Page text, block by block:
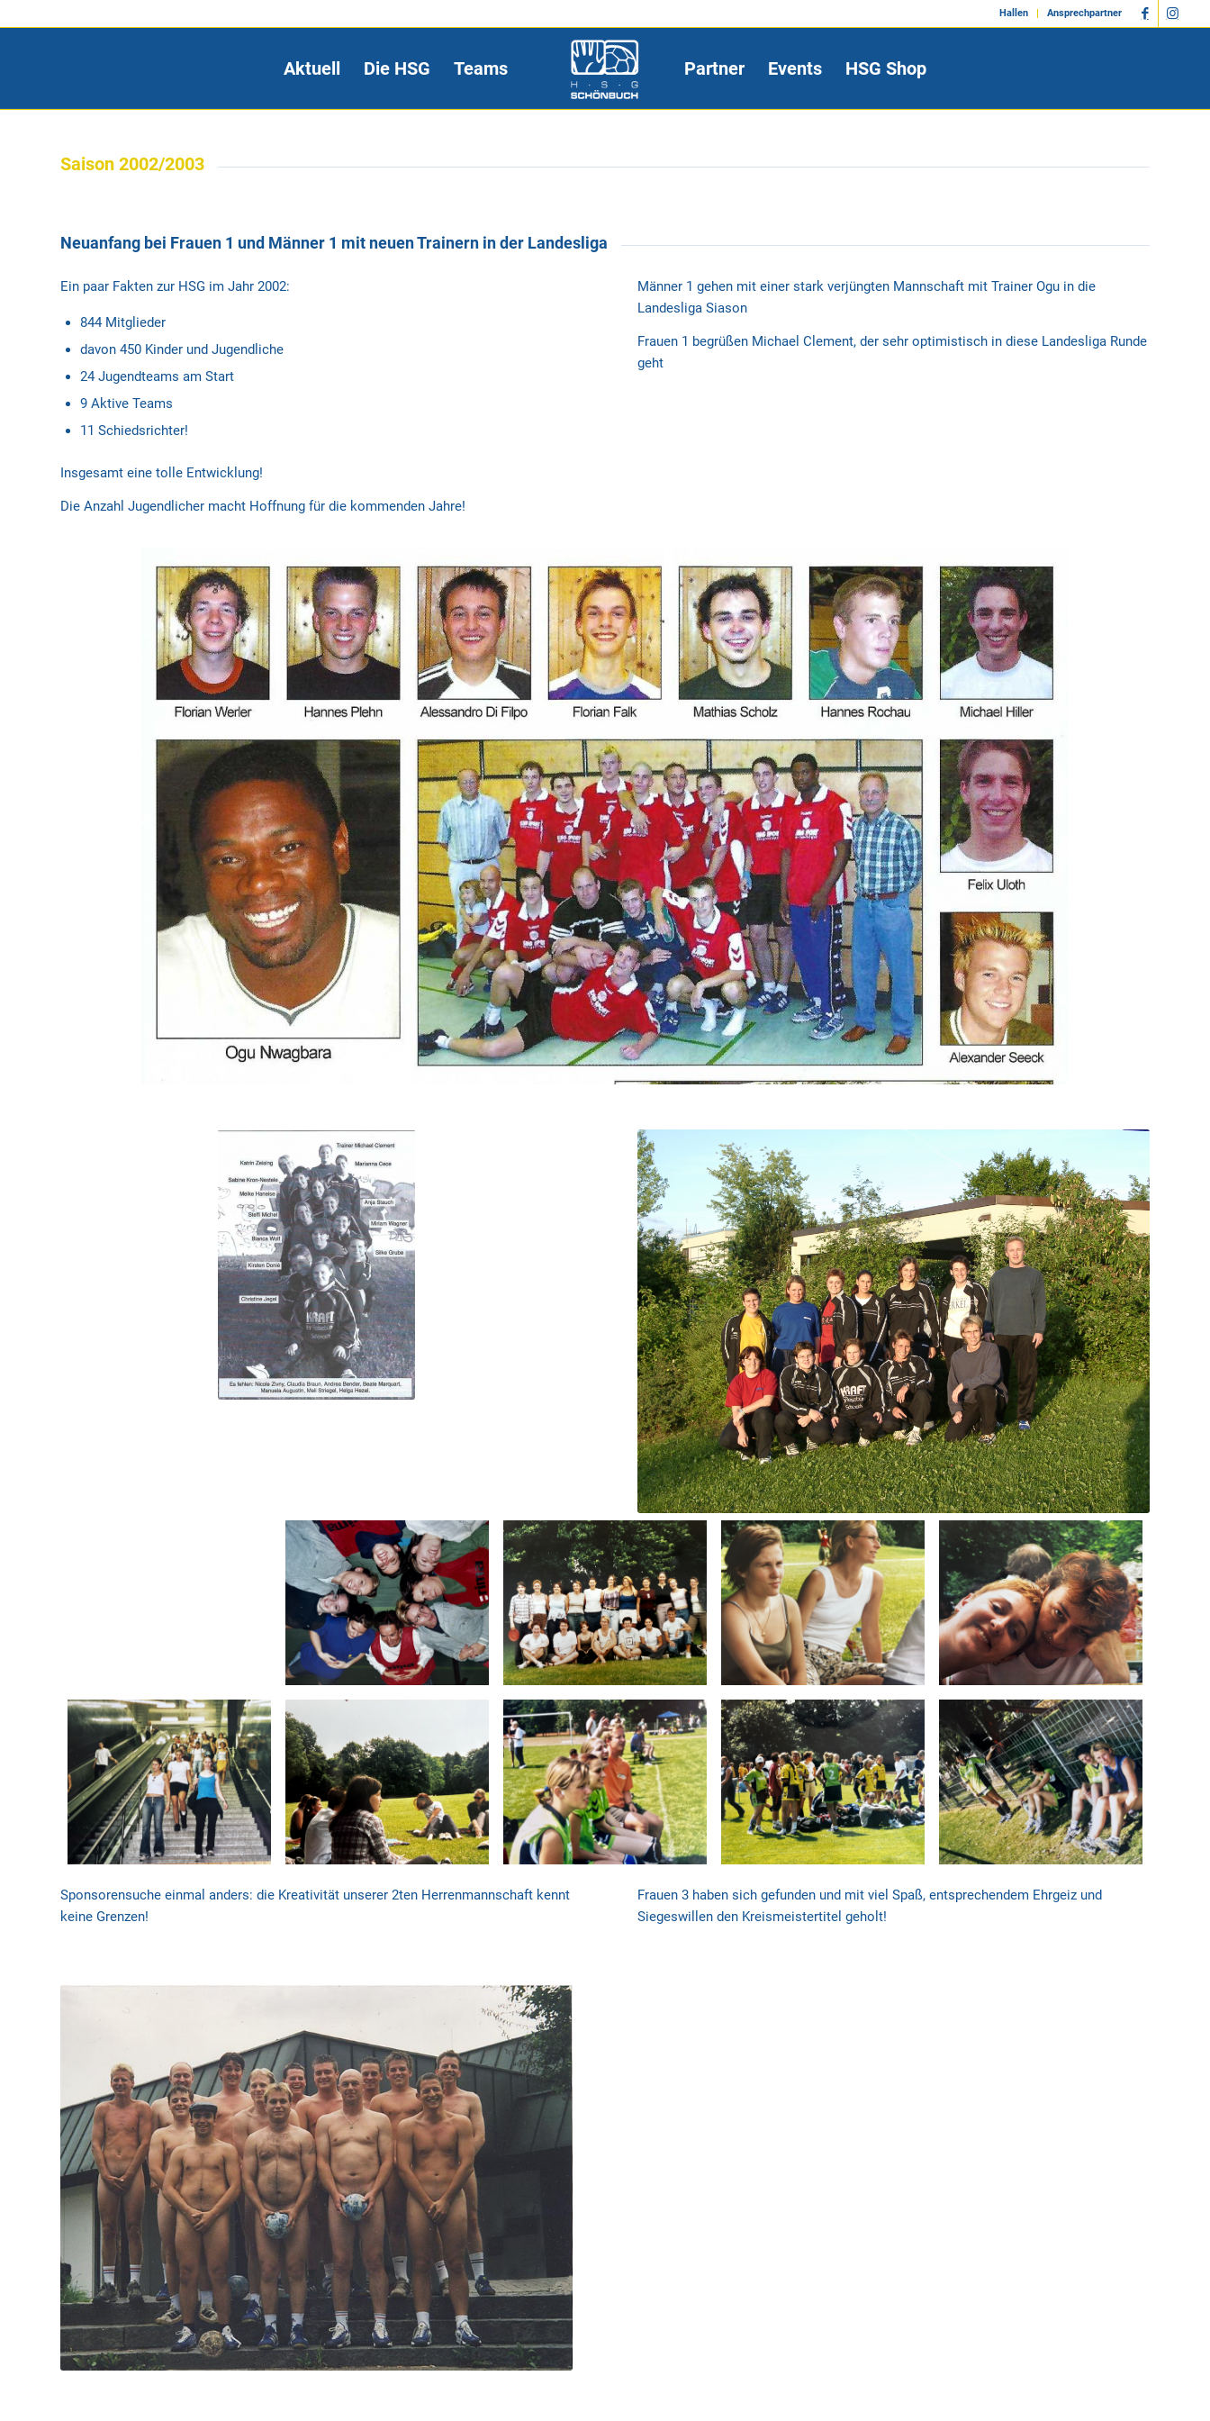
Hallen Ansprechpartner
Aktuell Die HSG Teams Partner Events HSG Shop
Saison 2002/2003
Neuanfang bei Frauen 1 und Männer 1 mit neuen Trainern in der Landesliga
Ein paar Fakten zur HSG im Jahr 2002:
844 Mitglieder
davon 450 Kinder und Jugendliche
24 Jugendteams am Start
9 Aktive Teams
11 Schiedsrichter!
Insgesamt eine tolle Entwicklung!
Die Anzahl Jugendlicher macht Hoffnung für die kommenden Jahre!
Männer 1 gehen mit einer stark verjüngten Mannschaft mit Trainer Ogu in die
Landesliga Siason
Frauen 1 begrüßen Michael Clement, der sehr optimistisch in diese Landesliga Runde
geht
Sponsorensuche einmal anders: die Kreativität unserer 2ten Herrenmannschaft kennt
keine Grenzen!
Frauen 3 haben sich gefunden und mit viel Spaß, entsprechendem Ehrgeiz und
Siegeswillen den Kreismeistertitel geholt!